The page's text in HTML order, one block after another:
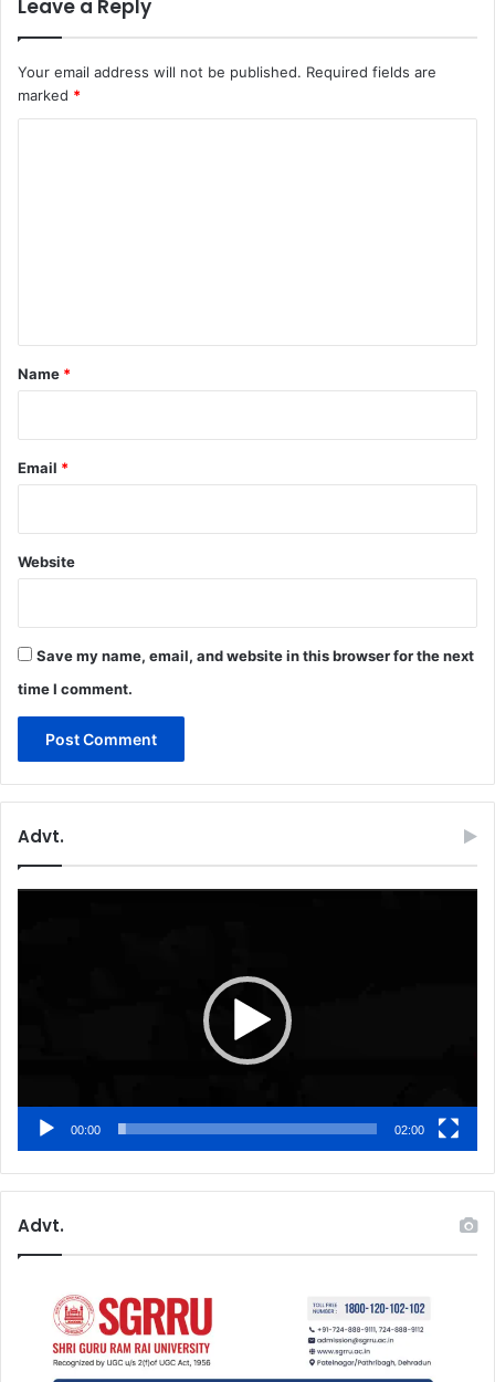
Leave a Reply
Your email address will not be published. Required fields are
marked *
*
Name *
Email *
Website
Save my name, email, and website in this browser for the next
time I comment.
Advt.
00:00 02:00
Advt.